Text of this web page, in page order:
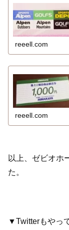
reeell.com
reeell.com
以上、ゼビオホ
た。
▼Twitterもやっ